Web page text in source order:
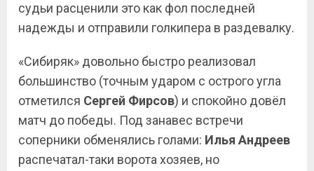
судьи расценили это как фол последней
надежды и отправили голкипера в раздевалку.
«Сибиряк» довольно быстро реализовал
большинство (точным ударом с острого угла
отметился Сергей Фирсов) и спокойно довёл
матч до победы. Под занавес встречи
соперники обменялись голами: Илья Андреев
распечатал-таки ворота хозяев, но